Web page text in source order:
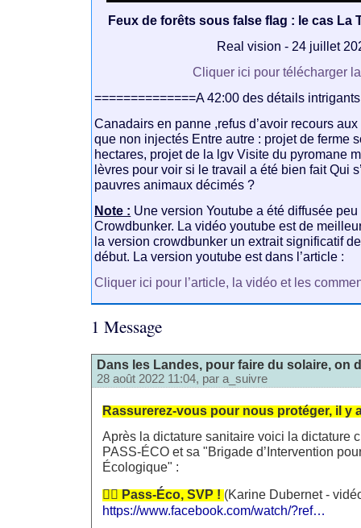
Feux de forêts sous false flag : le cas La
Real vision - 24 juillet
Cliquer ici pour télécharger
==============A 42:00 des détails intrigants
Canadairs en panne ,refus d’avoir recours
que non injectés Entre autre : projet de ferme
hectares, projet de la lgv Visite du pyromane
lèvres pour voir si le travail a été bien fait Qui
pauvres animaux décimés ?
Note : Une version Youtube a été diffusée
Crowdbunker. La vidéo youtube est de
la version crowdbunker un extrait significatif
début. La version youtube est dans l’article :
Cliquer ici pour l’article, la vidéo et les
1 Message
Dans les Landes, pour faire du solaire, on
28 août 2022 11:04, par a_suivre
Rassurerez-vous pour nous protéger, il y
Après la dictature sanitaire voici la dictature
PASS-ÉCO et sa "Brigade d’Intervention
Écologique" :
👮‍♀️ Pass-Éco, SVP !(Karine Dubernet -
https://www.facebook.com/watch/?ref…